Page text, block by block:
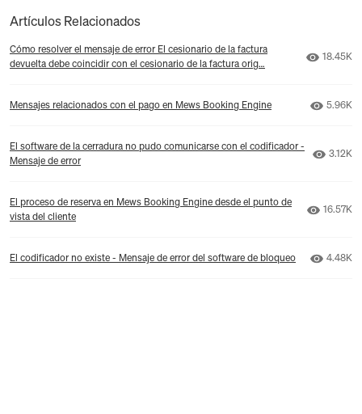
Artículos Relacionados
Cómo resolver el mensaje de error El cesionario de la factura
devuelta debe coincidir con el cesionario de la factura orig…
Número
18.45K
Mensajes relacionados con el pago en Mews Booking Engine 5.96K
El software de la cerradura no pudo comunicarse con el codificador -
Mensaje de error
3.12K
El proceso de reserva en Mews Booking Engine desde el punto de
vista del cliente
Número
16.57K
El codificador no existe - Mensaje de error del software de bloqueo 4.48K